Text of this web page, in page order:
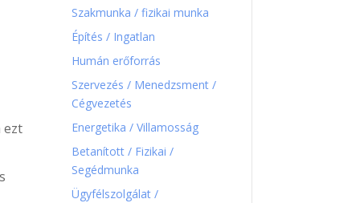
ezt
Szakmunka / fizikai munka
Építés / Ingatlan
Humán erőforrás
Szervezés / Menedzsment /
Cégvezetés
Energetika / Villamosság
Betanított / Fizikai /
Segédmunka
Ügyfélszolgálat /